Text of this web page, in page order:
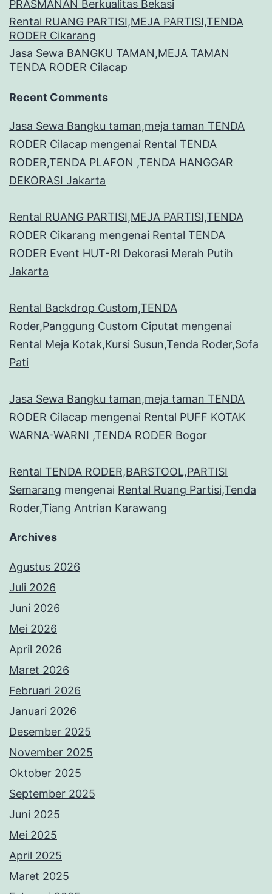
PRASMANAN Berkualitas Bekasi
Rental RUANG PARTISI,MEJA PARTISI,TENDA
RODER Cikarang
Jasa Sewa BANGKU TAMAN,MEJA TAMAN
TENDA RODER Cilacap
Recent Comments
Jasa Sewa Bangku taman,meja taman TENDA
RODER Cilacap mengenai Rental TENDA
RODER,TENDA PLAFON ,TENDA HANGGAR
DEKORASI Jakarta
Rental RUANG PARTISI,MEJA PARTISI,TENDA
RODER Cikarang mengenai Rental TENDA
RODER Event HUT-RI Dekorasi Merah Putih
Jakarta
Rental Backdrop Custom,TENDA
Roder,Panggung Custom Ciputat mengenai
Rental Meja Kotak,Kursi Susun,Tenda Roder,Sofa
Pati
Jasa Sewa Bangku taman,meja taman TENDA
RODER Cilacap mengenai Rental PUFF KOTAK
WARNA-WARNI ,TENDA RODER Bogor
Rental TENDA RODER,BARSTOOL,PARTISI
Semarang mengenai Rental Ruang Partisi,Tenda
Roder,Tiang Antrian Karawang
Archives
Agustus 2026
Juli 2026
Juni 2026
Mei 2026
April 2026
Maret 2026
Februari 2026
Januari 2026
Desember 2025
November 2025
Oktober 2025
September 2025
Juni 2025
Mei 2025
April 2025
Maret 2025